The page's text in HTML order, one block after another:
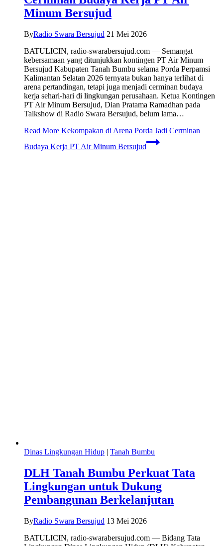
Minum Bersujud
ByRadio Swara Bersujud 21 Mei 2026
BATULICIN, radio-swarabersujud.com — Semangat
kebersamaan yang ditunjukkan kontingen PT Air Minum
Bersujud Kabupaten Tanah Bumbu selama Porda Perpamsi
Kalimantan Selatan 2026 ternyata bukan hanya terlihat di
arena pertandingan, tetapi juga menjadi cerminan budaya
kerja sehari-hari di lingkungan perusahaan. Ketua Kontingen
PT Air Minum Bersujud, Dian Pratama Ramadhan pada
Talkshow di Radio Swara Bersujud, belum lama…
Read More Kekompakan di Arena Porda Jadi Cerminan
Budaya Kerja PT Air Minum Bersujud
Dinas Lingkungan Hidup | Tanah Bumbu
DLH Tanah Bumbu Perkuat Tata
Lingkungan untuk Dukung
Pembangunan Berkelanjutan
ByRadio Swara Bersujud 13 Mei 2026
BATULICIN, radio-swarabersujud.com — Bidang Tata